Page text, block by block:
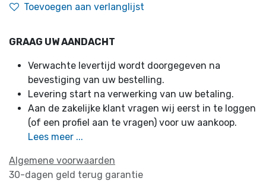
Toevoegen aan verlanglijst
GRAAG UW AANDACHT
Verwachte levertijd wordt doorgegeven na
bevestiging van uw bestelling.
Levering start na verwerking van uw betaling.
Aan de zakelijke klant vragen wij eerst in te loggen
(of een profiel aan te vragen) voor uw aankoop.
Lees meer ...
Algemene voorwaarden
30-dagen geld terug garantie